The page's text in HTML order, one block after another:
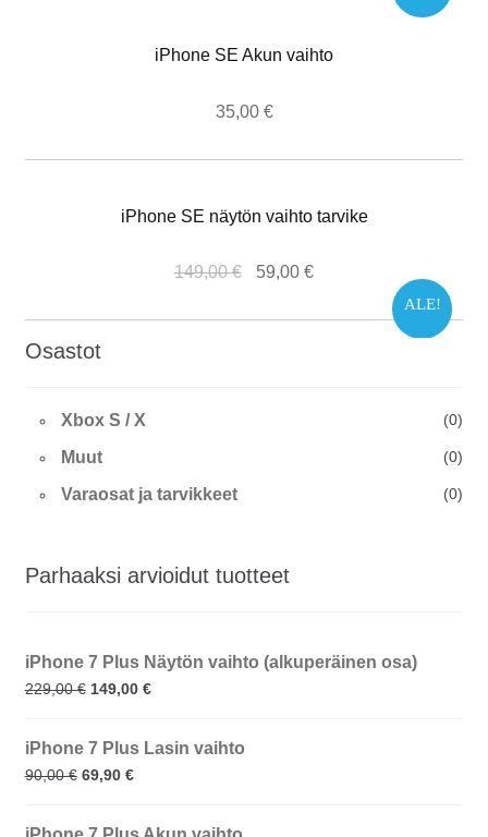
iPhone SE Akun vaihto
35,00 €
iPhone SE näytön vaihto tarvike
ALE!
149,00€ 59,00€
Osastot
Xbox S / X (0)
Muut (0)
Varaosat ja tarvikkeet (0)
Parhaaksi arvioidut tuotteet
iPhone 7 Plus Näytön vaihto (alkuperäinen osa)
229,00€ 149,00 €
iPhone 7 Plus Lasin vaihto
90,00€ 69,90 €